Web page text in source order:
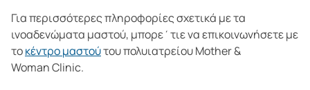
Για περισσότερες πληροφορίες σχετικά με τα
ινοαδενώματα μαστού, μπορε΄τιε να επικοινωνήσετε με
τοκέντρο μαστούτου πολυιατρείου Mother &
Woman Clinic.